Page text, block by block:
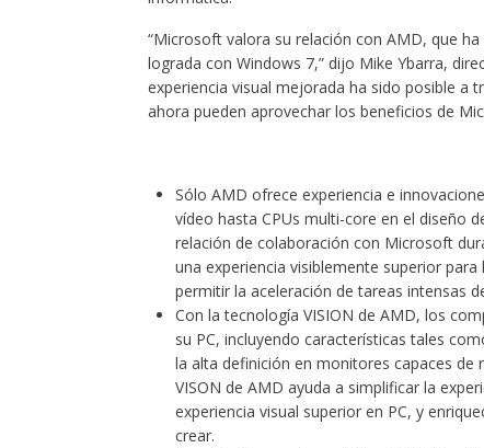
“Microsoft valora su relación con AMD, que
lograda con Windows 7,” dijo Mike Ybarra,
experiencia visual mejorada ha sido posible a
ahora pueden aprovechar los beneficios de
Sólo AMD ofrece experiencia e
vídeo hasta CPUs multi-core en el diseño
relación de colaboración con Microsoft
una experiencia visiblemente superior
permitir la aceleración de tareas intensas
Con la tecnología VISION de AMD, los
su PC, incluyendo características tales
la alta definición en monitores capaces
VISON de AMD ayuda a simplificar la
experiencia visual superior en PC, y
crear.